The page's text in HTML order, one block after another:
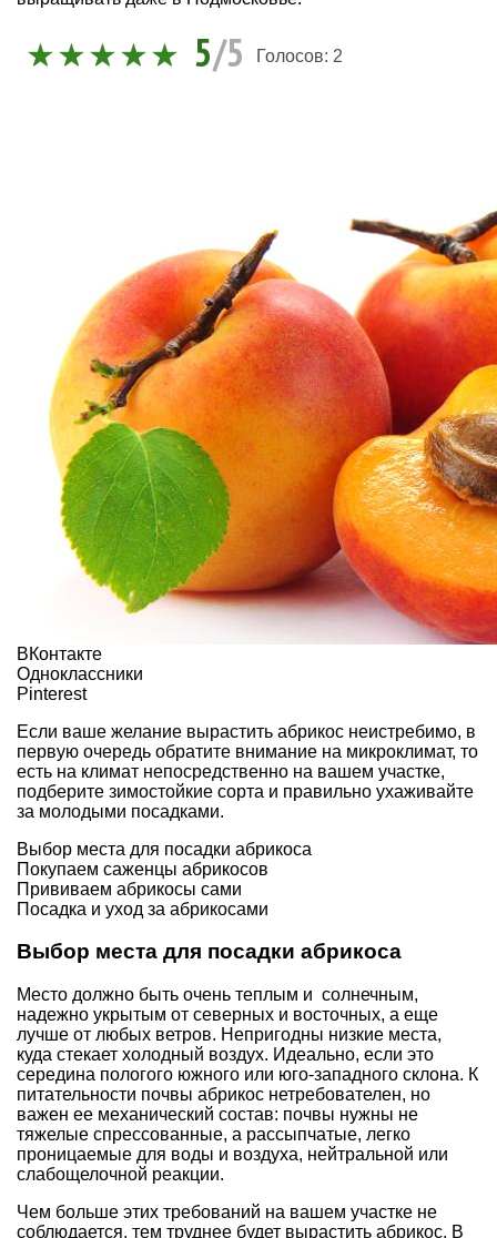
5/5 Голосов: 2
ВКонтакте
Одноклассники
Pinterest
Если ваше желание вырастить абрикос неистребимо, в
первую очередь обратите внимание на микроклимат, то
есть на климат непосредственно на вашем участке,
подберите зимостойкие сорта и правильно ухаживайте
за молодыми посадками.
Выбор места для посадки абрикоса
Покупаем саженцы абрикосов
Прививаем абрикосы сами
Посадка и уход за абрикосами
Выбор места для посадки абрикоса
Место должно быть очень теплым и солнечным,
надежно укрытым от северных и восточных, а еще
лучше от любых ветров. Непригодны низкие места,
куда стекает холодный воздух. Идеально, если это
середина пологого южного или юго-западного склона. К
питательности почвы абрикос нетребователен, но
важен ее механический состав: почвы нужны не
тяжелые спрессованные, а рассыпчатые, легко
проницаемые для воды и воздуха, нейтральной или
слабощелочной реакции.
Чем больше этих требований на вашем участке не
соблюдается, тем труднее будет вырастить абрикос. В